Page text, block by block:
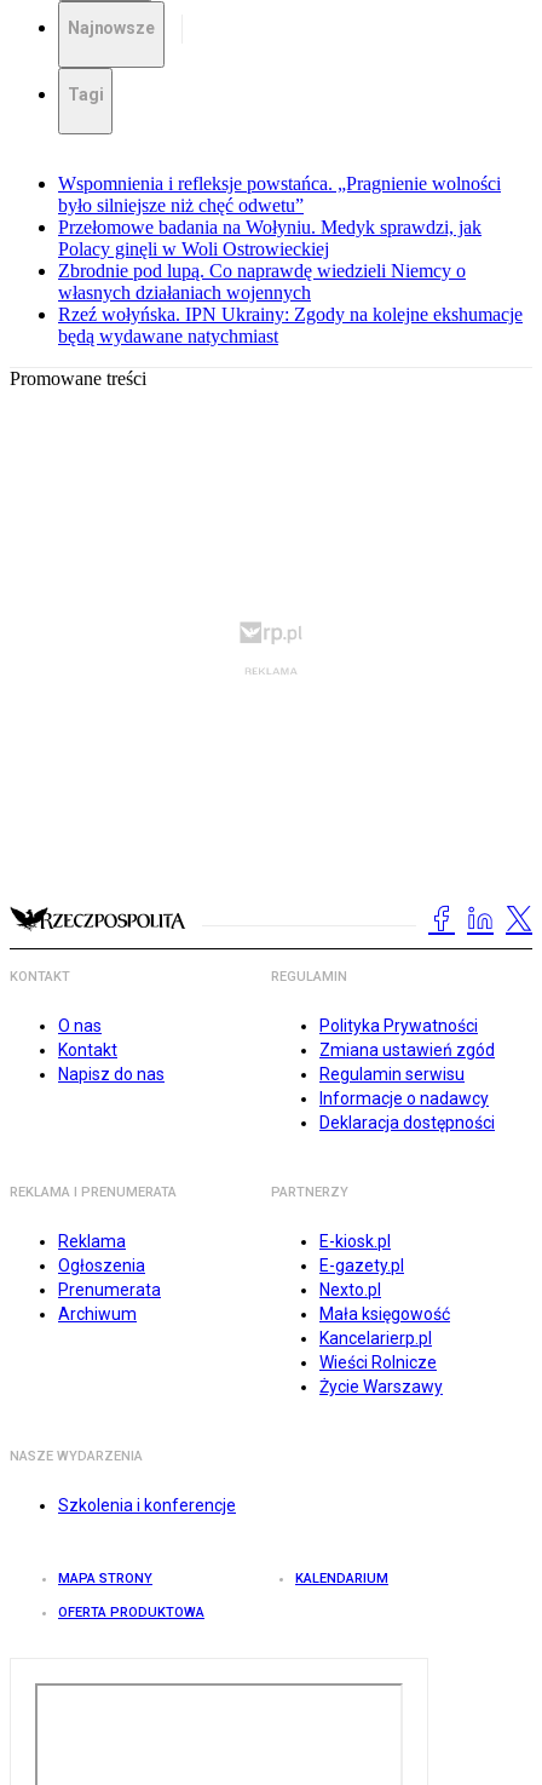
Najnowsze
Tagi
Wspomnienia i refleksje powstańca. „Pragnienie wolności
było silniejsze niż chęć odwetu”
Przełomowe badania na Wołyniu. Medyk sprawdzi, jak
Polacy ginęli w Woli Ostrowieckiej
Zbrodnie pod lupą. Co naprawdę wiedzieli Niemcy o
własnych działaniach wojennych
Rzeź wołyńska. IPN Ukrainy: Zgody na kolejne ekshumacje
będą wydawane natychmiast
Promowane treści
KONTAKT
O nas
Kontakt
Napisz do nas
REGULAMIN
Polityka Prywatności
Zmiana ustawień zgód
Regulamin serwisu
Informacje o nadawcy
Deklaracja dostępności
REKLAMA I PRENUMERATA
Reklama
Ogłoszenia
Prenumerata
Archiwum
PARTNERZY
E-kiosk.pl
E-gazety.pl
Nexto.pl
Mała księgowość
Kancelarierp.pl
Wieści Rolnicze
Życie Warszawy
NASZE WYDARZENIA
Szkolenia i konferencje
MAPA STRONY KALENDARIUM
OFERTA PRODUKTOWA